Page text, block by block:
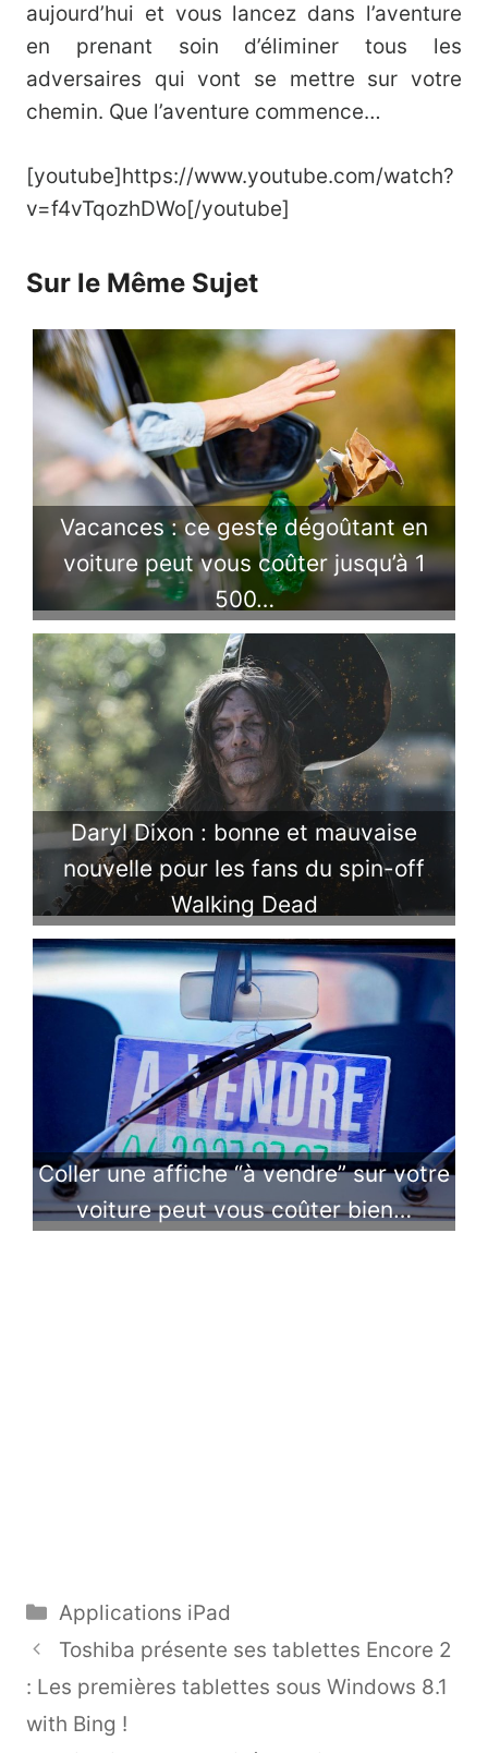
aujourd’hui et vous lancez dans l’aventure
en prenant soin d’éliminer tous les
adversaires qui vont se mettre sur votre
chemin. Que l’aventure commence…
[youtube]https://www.youtube.com/watch?
v=f4vTqozhDWo[/youtube]
Sur le Même Sujet
Vacances : ce geste dégoûtant en
voiture peut vous coûter jusqu’à 1
500…
Daryl Dixon : bonne et mauvaise
nouvelle pour les fans du spin-off
Walking Dead
Coller une affiche “à vendre” sur votre
voiture peut vous coûter bien…
Catégories
Applications iPad
Toshiba présente ses tablettes Encore 2
: Les premières tablettes sous Windows 8.1
with Bing !